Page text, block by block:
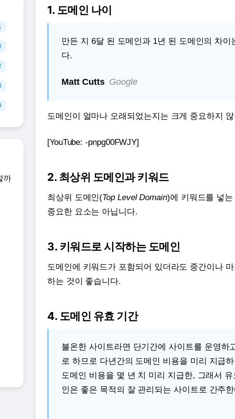
1. 도메인 나이
만든 지 6달 된 도메인과 1년 된 도메인의 차이
다.
Matt Cutts Google
도메인이 얼마나 오래되었는지는 크게 중요하지
[YouTube: -pnpg00FWJY]
2. 최상위 도메인과 키워드
최상위 도메인(Top Level Domain)에 키워드를 넣
중요한 요소는 아닙니다.
3. 키워드로 시작하는 도메인
도메인에 키워드가 포함되어 있더라도 중간이나
하는 것이 좋습니다.
4. 도메인 유효 기간
불온한 사이트라면 단기간에 사이트를 운영하
로 하므로 다년간의 도메인 비용을 미리 지급
도메인 비용을 몇 년 치 미리 지급한, 그래서 유
인은 좋은 목적의 잘 관리되는 사이트로 간주
까